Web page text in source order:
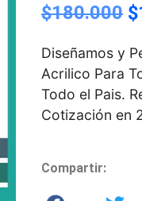
$180.000 $
Diseñamos y
Acrilico Para
Todo el Pais.
Cotización en
Compartir: